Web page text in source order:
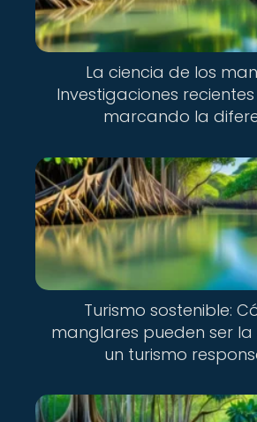
La ciencia de los
Investigaciones
marcando la
Turismo sostenible:
manglares pueden ser
un turismo